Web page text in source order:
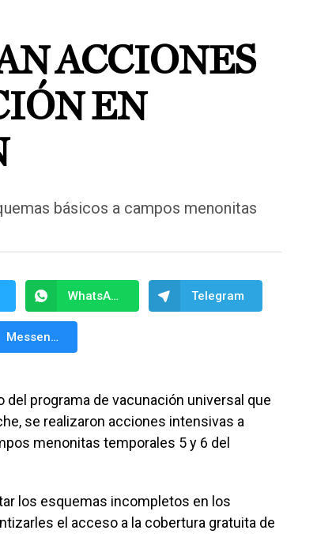
ACCIONES
EN
básicos a campos menonitas
WhatsApp Telegram
Messenger
programa de vacunación universal que
se realizaron acciones intensivas a
menonitas temporales 5 y 6 del
los esquemas incompletos en los
el acceso a la cobertura gratuita de